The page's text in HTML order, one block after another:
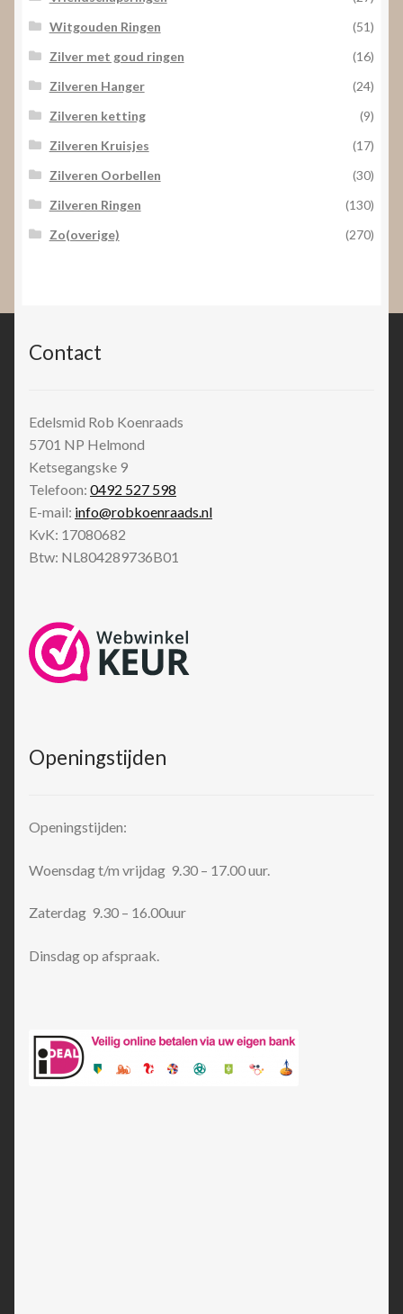
Witgouden Ringen
(51)
Zilver met goud ringen
(16)
Zilveren Hanger
(24)
Zilveren ketting
(9)
Zilveren Kruisjes
(17)
Zilveren Oorbellen
(30)
Zilveren Ringen
(130)
Zo(overige)
(270)
Contact
Edelsmid Rob Koenraads
5701 NP Helmond
Ketsegangske 9
Telefoon: 0492 527 598
E-mail: info@robkoenraads.nl
KvK: 17080682
Btw: NL804289736B01
Openingstijden
Openingstijden:
Woensdag t/m vrijdag 9.30 – 17.00 uur.
Zaterdag 9.30 – 16.00uur
Dinsdag op afspraak.